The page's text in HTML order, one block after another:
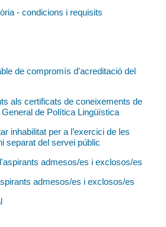
- condicions i requisits
de compromís d'acreditació del
als certificats de coneixements de
de Política Lingüística
inhabilitat per a l’exercici de les
separat del servei públic
admesos/es i exclosos/es
admesos/es i exclosos/es